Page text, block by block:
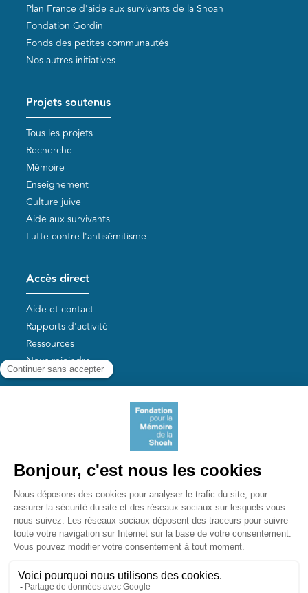
Plan France d'aide aux survivants de la Shoah
Fondation Gordin
Fonds des petites communautés
Nos autres initiatives
Projets soutenus
Tous les projets
Recherche
Mémoire
Enseignement
Culture juive
Aide aux survivants
Lutte contre l'antisémitisme
Accès direct
Aide et contact
Rapports d'activité
Ressources
Nous rejoindre
Aide aux survivants de la Shoah
Liens utiles
Mémorial de la Shoah
Le camp des Milles
Yad Vashem France
Akadem
mahJ